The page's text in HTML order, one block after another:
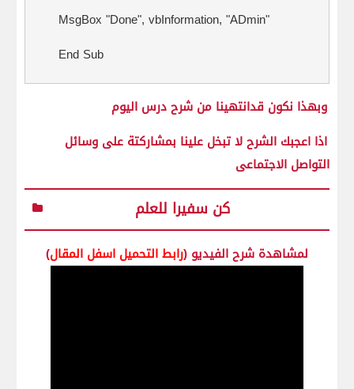
MsgBox "Done", vbInformation, "ADmin"
End Sub
وبهذا نكون قدانتهينا من شرح درس اليوم
اذا اعجبك الشرح لا تبخل علينا بمشاركتة على وسائل
التواصل الاجتماعى
كن سفيرا للعلم
لمشاهدة شرح الفيديو (رابط التحميل اسفل المقال)